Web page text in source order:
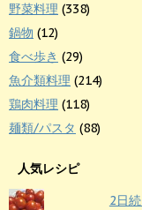
野菜料理 (338)
鍋物 (12)
食べ歩き (29)
魚介類料理 (214)
鶏肉料理 (118)
麺類/パスタ (88)
人気レシピ
2日